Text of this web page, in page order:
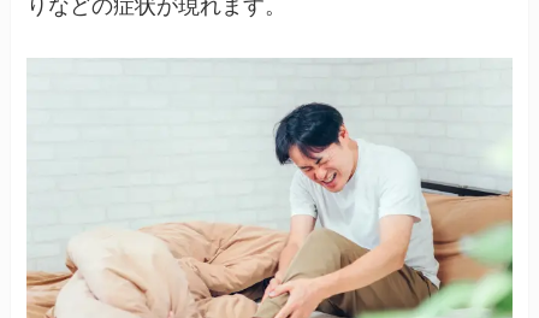
りなどの症状が現れます。